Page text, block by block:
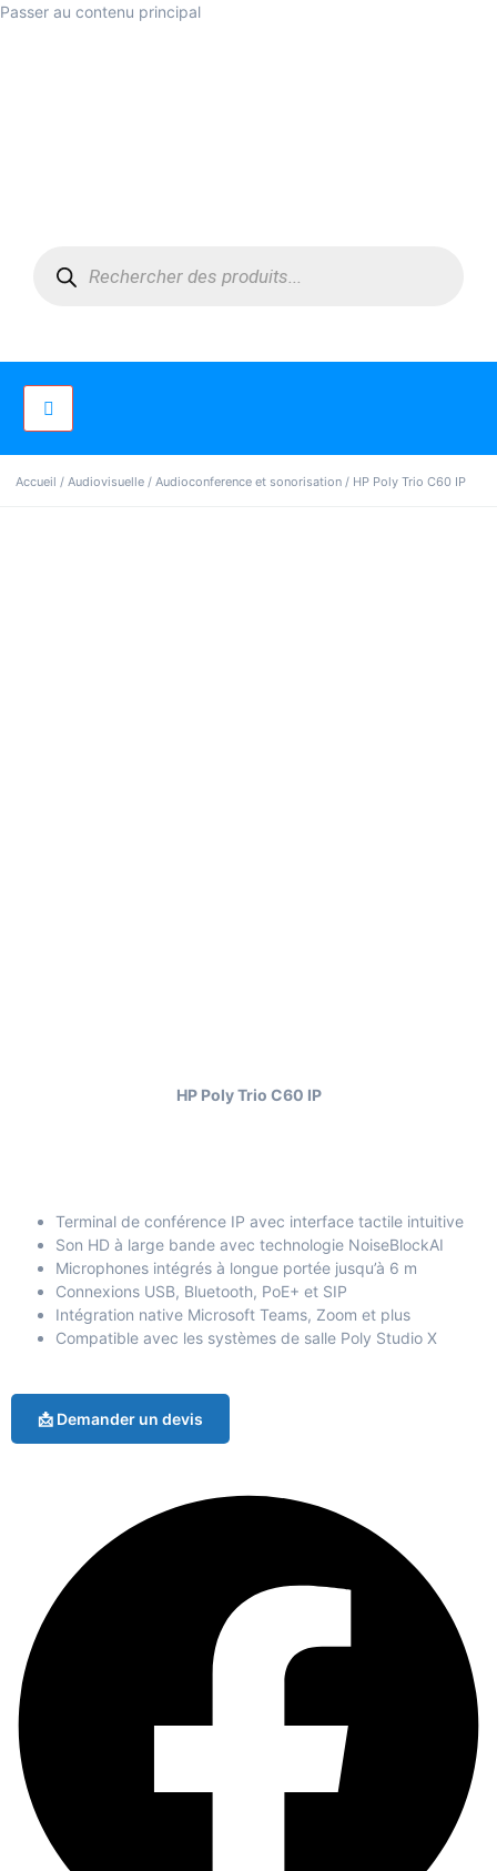
Passer au contenu principal
Accueil / Audiovisuelle / Audioconference et sonorisation / HP Poly Trio C60 IP
HP Poly Trio C60 IP
Terminal de conférence IP avec interface tactile intuitive
Son HD à large bande avec technologie NoiseBlockAI
Microphones intégrés à longue portée jusqu’à 6 m
Connexions USB, Bluetooth, PoE+ et SIP
Intégration native Microsoft Teams, Zoom et plus
Compatible avec les systèmes de salle Poly Studio X
📩 Demander un devis